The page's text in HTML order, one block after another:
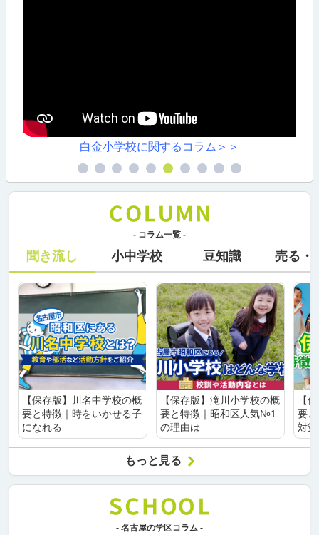
白金小学校に関するコラム＞＞
- コラム一覧 -
聞き流し 小中学校 豆知識 売る・
【保存版】川名中学校の概
要と特徴｜時をいかせる子
になれる
【保存版】滝川小学校の概
要と特徴｜昭和区人気№1
の理由は
【
要
対
もっと見る
- 名古屋の学区コラム -